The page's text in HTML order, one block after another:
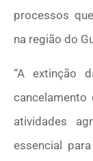
processos
na região do
“A extinção
atividades
essencial